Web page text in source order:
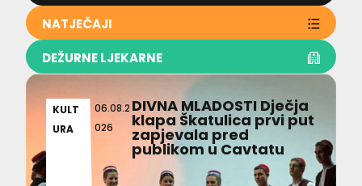
NATJEČAJI
DEŽURNE LJEKARNE
KULT
URA
06.08.2
026
DIVNA MLADOSTI Dječja
klapa Škatulica prvi put
zapjevala pred
publikom u Cavtatu